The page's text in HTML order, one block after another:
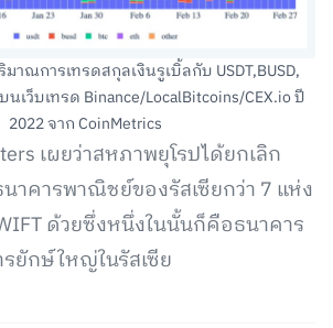
ณการเทรดสกุลเงินรูเบิ้ลกับ USDT,BUSD,
นเว็บเทรด Binance/LocalBitcoins/CEX.io ปี
2022 จาก CoinMetrics
เผยว่าสหภาพยุโรปได้ยกเลิก
าคารพาณิชย์ของรัสเซียกว่า 7 แห่ง
ด้วยซึ่งหนึ่งในนั้นก็คือธนาคาร
รยักษ์ใหญ่ในรัสเซีย